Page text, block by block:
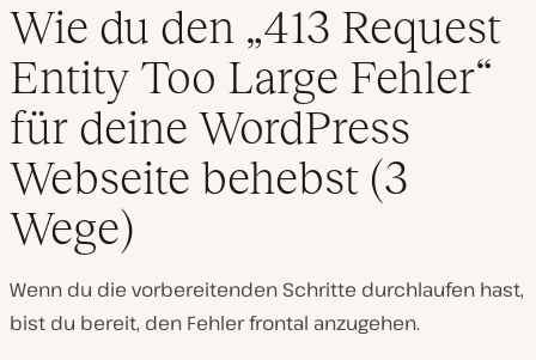
Wie du den „413 Request
Entity Too Large Fehler“
für deine WordPress
Webseite behebst (3
Wege)
Wenn du die vorbereitenden Schritte durchlaufen hast,
bist du bereit, den Fehler frontal anzugehen.